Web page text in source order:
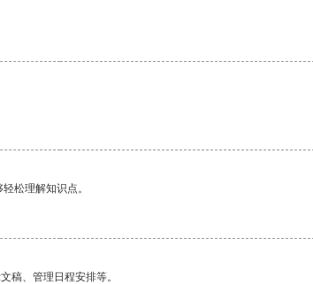
松理解知识点。
稿、管理日程安排等。